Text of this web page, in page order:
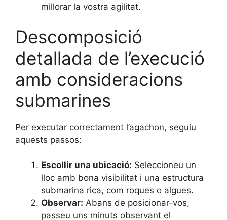
millorar la vostra agilitat.
Descomposició
detallada de l’execució
amb consideracions
submarines
Per executar correctament l’agachon, seguiu
aquests passos:
Escollir una ubicació: Seleccioneu un
lloc amb bona visibilitat i una estructura
submarina rica, com roques o algues.
Observar: Abans de posicionar-vos,
passeu uns minuts observant el